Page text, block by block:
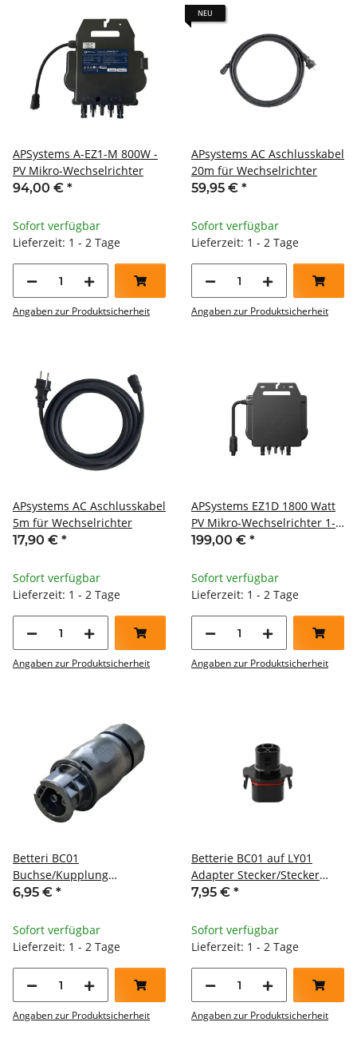
APSystems A-EZ1-M 800W -
PV Mikro-Wechselrichter
94,00 € *
Sofort verfügbar
Lieferzeit: 1 - 2 Tage
Angaben zur Produktsicherheit
NEU
APsystems AC Aschlusskabel
20m für Wechselrichter
59,95 € *
Sofort verfügbar
Lieferzeit: 1 - 2 Tage
Angaben zur Produktsicherheit
APsystems AC Aschlusskabel
5m für Wechselrichter
17,90 € *
Sofort verfügbar
Lieferzeit: 1 - 2 Tage
Angaben zur Produktsicherheit
APSystems EZ1D 1800 Watt
PV Mikro-Wechselrichter 1-
phasig
199,00 € *
Sofort verfügbar
Lieferzeit: 1 - 2 Tage
Angaben zur Produktsicherheit
Betteri BC01
Buchse/Kupplung
Netzstecker AC 3-polig IP67
6,95 € *
Sofort verfügbar
Lieferzeit: 1 - 2 Tage
Angaben zur Produktsicherheit
Betterie BC01 auf LY01
Adapter Stecker/Stecker
IP68
7,95 € *
Sofort verfügbar
Lieferzeit: 1 - 2 Tage
Angaben zur Produktsicherheit